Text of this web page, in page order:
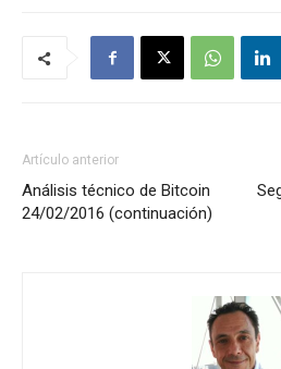
Artículo anterior
Análisis técnico de Bitcoin
24/02/2016 (continuación)